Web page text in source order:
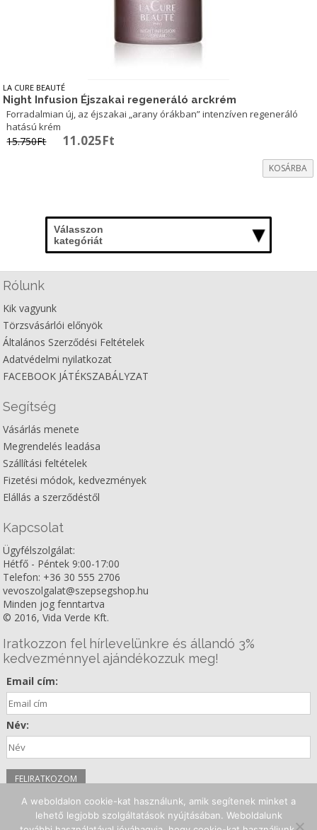
LA CURE BEAUTÉ
Night Infusion Éjszakai regeneráló arckrém
Forradalmian új, az éjszakai „arany órákban” intenzíven regeneráló
hatású krém
15.750Ft Original
11.025Ft
KOSÁRBA
Válasszon
kategóriát
Rólunk
Kik vagyunk
Törzsvásárlói előnyök
Általános Szerződési Feltételek
Adatvédelmi nyilatkozat
FACEBOOK JÁTÉKSZABÁLYZAT
Segítség
Vásárlás menete
Megrendelés leadása
Szállítási feltételek
Fizetési módok, kedvezmények
Elállás a szerződéstől
Kapcsolat
Ügyfélszolgálat:
Hétfő - Péntek 9:00-17:00
Telefon: +36 30 555 2706
vevoszolgalat@szepsegshop.hu
Minden jog fenntartva
© 2016, Vida Verde Kft.
Iratkozzon fel hírlevelünkre és állandó 3%
kedvezménnyel ajándékozzuk meg!
Email cím:
Név:
Kövessen minket!
A weboldalon cookie-kat használunk, amik segítenek minket a
lehető legjobb szolgáltatások nyújtásában. Weboldalunk